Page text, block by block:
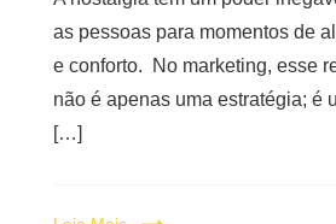
as pessoas para momentos de
e conforto. No marketing, esse
não é apenas uma estratégia; é
[…]